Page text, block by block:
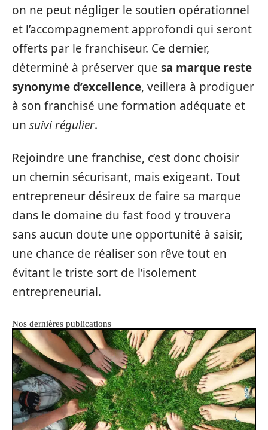
on ne peut négliger le soutien opérationnel
et l’accompagnement approfondi qui seront
offerts par le franchiseur. Ce dernier,
déterminé à préserver que sa marque reste
synonyme d’excellence, veillera à prodiguer
à son franchisé une formation adéquate et
un suivi régulier.
Rejoindre une franchise, c’est donc choisir
un chemin sécurisant, mais exigeant. Tout
entrepreneur désireux de faire sa marque
dans le domaine du fast food y trouvera
sans aucun doute une opportunité à saisir,
une chance de réaliser son rêve tout en
évitant le triste sort de l’isolement
entrepreneurial.
Nos dernières publications